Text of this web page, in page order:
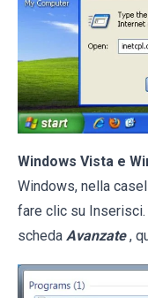
Windows Vista e
Windows, nella
fare clic su
scheda Avanzate ,